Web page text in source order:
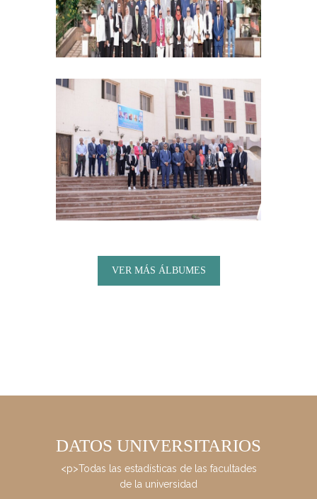
VER MÁS ÁLBUMES
DATOS UNIVERSITARIOS
<p>Todas las estadísticas de las facultades
de la universidad